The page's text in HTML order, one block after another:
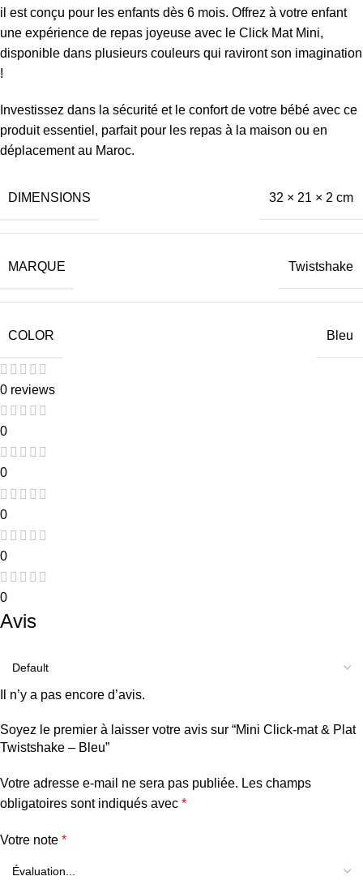
il est conçu pour les enfants dès 6 mois. Offrez à votre enfant
une expérience de repas joyeuse avec le Click Mat Mini,
disponible dans plusieurs couleurs qui raviront son imagination
!
Investissez dans la sécurité et le confort de votre bébé avec ce
produit essentiel, parfait pour les repas à la maison ou en
déplacement au Maroc.
DIMENSIONS 32 × 21 × 2 cm
MARQUE Twistshake
COLOR Bleu
0 reviews
0
0
0
0
0
Avis
Il n’y a pas encore d’avis.
Soyez le premier à laisser votre avis sur “Mini Click-mat & Plat
Twistshake – Bleu”
Votre adresse e-mail ne sera pas publiée. Les champs
obligatoires sont indiqués avec *
Votre note *